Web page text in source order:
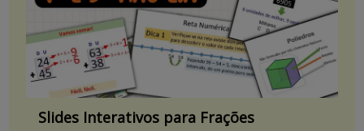
Slides Interativos para Frações